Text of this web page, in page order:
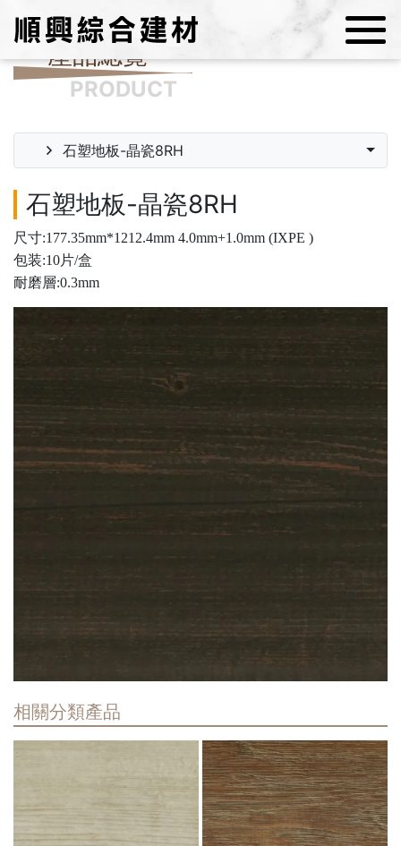
產品總覽
PRODUCT
石塑地板-晶瓷8RH
石塑地板-晶瓷8RH
尺寸:177.35mm*1212.4mm 4.0mm+1.0mm (IXPE )
包装:10片/盒
耐磨層:0.3mm
相關分類產品